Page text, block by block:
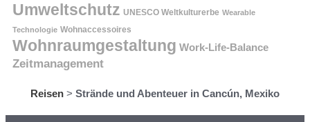
Umweltschutz UNESCO Weltkulturerbe Wearable
Technologie Wohnaccessoires
Wohnraumgestaltung Work-Life-Balance
Zeitmanagement
Reisen > Strände und Abenteuer in Cancún, Mexiko